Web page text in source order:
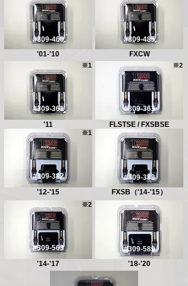
#309-460
'01-'10
#309-485
FXCW
​※1
#309-361
'11
#309-382
​※1
'12-'15
#309-363
​※2
FLSTSE / FXSBSE
#309-383
FXSB（'14-'15）
※2
#309-563
'14-'17
#309-589
'18-'20